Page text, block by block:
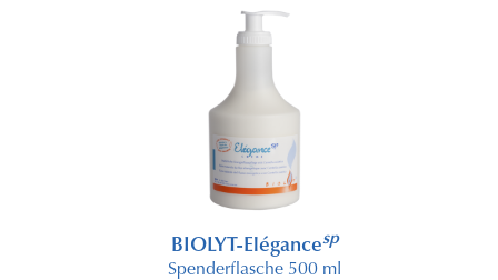
BIOLYT-Elégancesp
Spenderflasche 500 ml